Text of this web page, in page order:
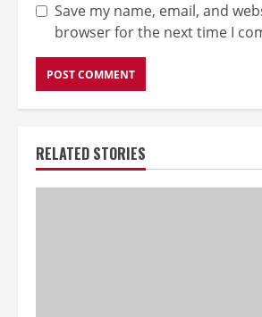
Save my name, email, and
browser for the next time I
RELATED STORIES